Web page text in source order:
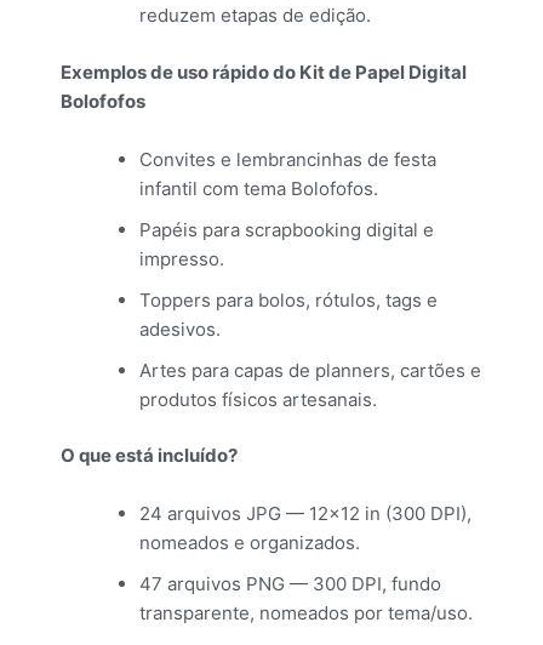
reduzem etapas de edição.
Exemplos de uso rápido do Kit de Papel Digital
Bolofofos
Convites e lembrancinhas de festa
infantil com tema Bolofofos.
Papéis para scrapbooking digital e
impresso.
Toppers para bolos, rótulos, tags e
adesivos.
Artes para capas de planners, cartões e
produtos físicos artesanais.
O que está incluído?
24 arquivos JPG — 12×12 in (300 DPI),
nomeados e organizados.
47 arquivos PNG — 300 DPI, fundo
transparente, nomeados por tema/uso.